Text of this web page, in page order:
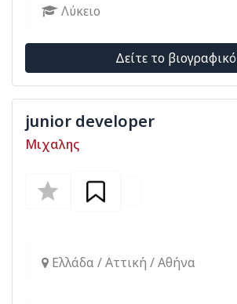
Λύκειο
Δείτε το βιογραφικό
junior developer
Μιχαλης
Ελλάδα / Αττική / Αθήνα